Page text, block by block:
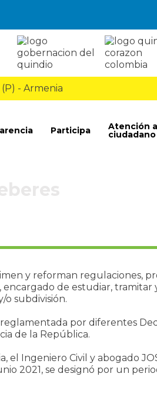
- Armenia
Participa Atención
ciudadano
y reforman regulaciones,
de estudiar, tramitar
subdivisión.
por diferentes
de la República.
Ingeniero Civil y abogado
2021, se designó por un